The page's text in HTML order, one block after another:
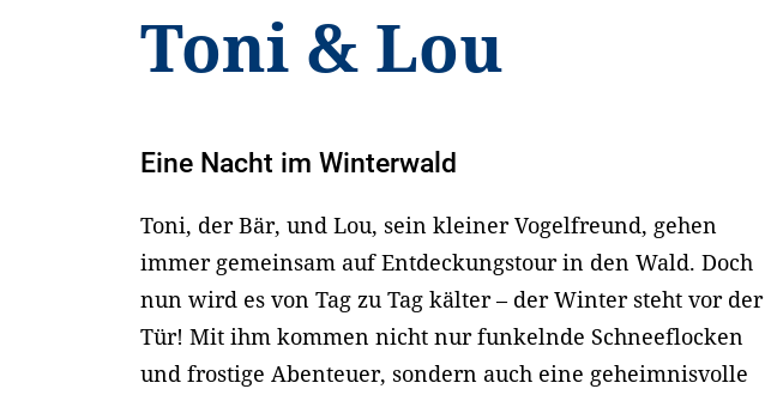
Toni & Lou
Eine Nacht im Winterwald
Toni, der Bär, und Lou, sein kleiner Vogelfreund, gehen
immer gemeinsam auf Entdeckungstour in den Wald. Doch
nun wird es von Tag zu Tag kälter – der Winter steht vor der
Tür! Mit ihm kommen nicht nur funkelnde Schneeflocken
und frostige Abenteuer, sondern auch eine geheimnisvolle